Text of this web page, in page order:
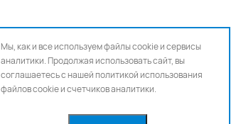
Мы, как и все используем файлы cookie и сервисы
аналитики. Продолжая использовать сайт, вы
соглашаетесь с нашейполитикой использования
файлов cookie и счетчиков аналитики.